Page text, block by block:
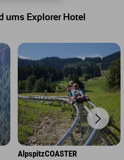
ums Explorer Hotel
AlpspitzCOASTER